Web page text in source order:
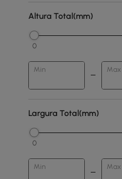
Altura Total(mm)
0
Min Max
Largura Total(mm)
0
Min Max